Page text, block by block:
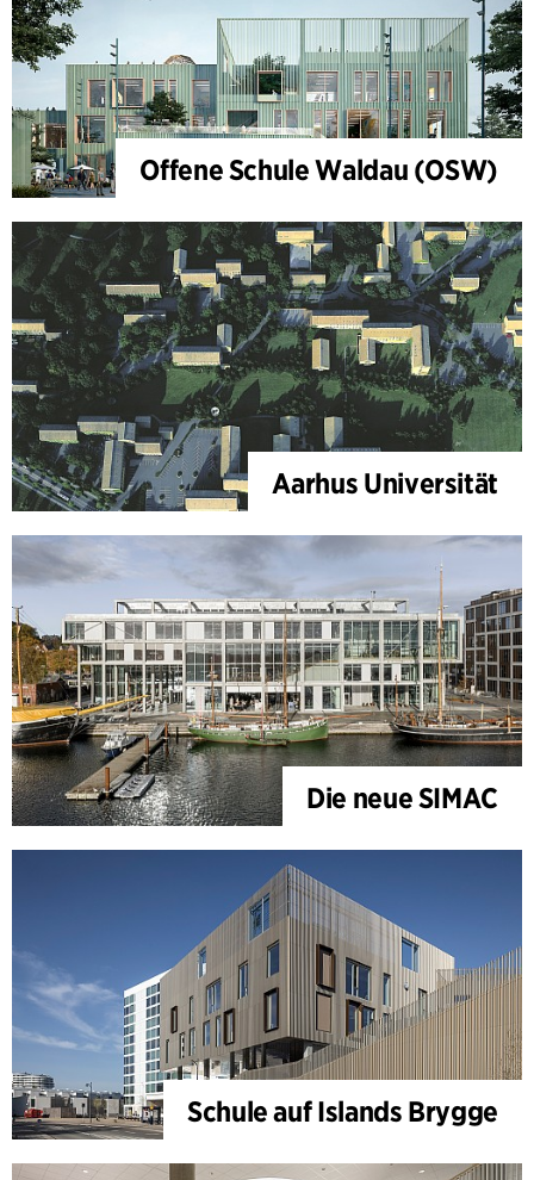
Offene Schule Waldau (OSW)
Aarhus Universität
Die neue SIMAC
Schule auf Islands Brygge